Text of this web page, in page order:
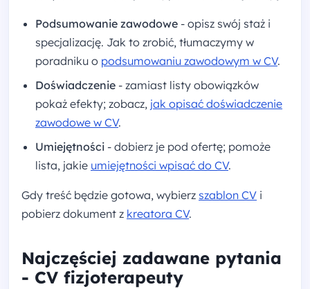
Podsumowanie zawodowe - opisz swój staż i
specjalizację. Jak to zrobić, tłumaczymy w
poradniku o podsumowaniu zawodowym w CV.
Doświadczenie - zamiast listy obowiązków
pokaż efekty; zobacz, jak opisać doświadczenie
zawodowe w CV.
Umiejętności - dobierz je pod ofertę; pomoże
lista, jakie umiejętności wpisać do CV.
Gdy treść będzie gotowa, wybierz szablon CV i
pobierz dokument z kreatora CV.
Najczęściej zadawane pytania
- CV fizjoterapeuty